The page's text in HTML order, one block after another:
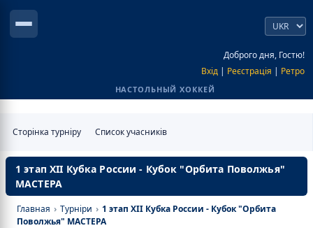
Доброго дня, Гостю!
Вхід | Реєстрація | Ретро
НАСТОЛЬНЫЙ ХОККЕЙ
Сторінка турніру Список учасників
1 этап XII Кубка России - Кубок "Орбита Поволжья"
МАСТЕРА
Главная › Турніри › 1 этап XII Кубка России - Кубок "Орбита
Поволжья" МАСТЕРА